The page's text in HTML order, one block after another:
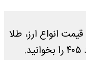
انواع ارز، طلا